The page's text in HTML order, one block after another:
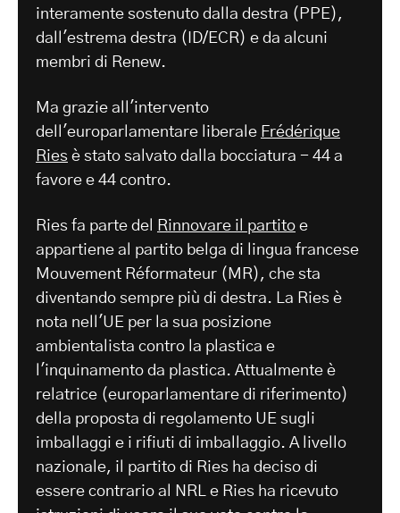
interamente sostenuto dalla destra (PPE),
dall'estrema destra (ID/ECR) e da alcuni
membri di Renew.
Ma grazie all'intervento
dell'europarlamentare liberale Frédérique
Ries è stato salvato dalla bocciatura - 44 a
favore e 44 contro.
Ries fa parte del Rinnovare il partito e
appartiene al partito belga di lingua francese
Mouvement Réformateur (MR), che sta
diventando sempre più di destra. La Ries è
nota nell'UE per la sua posizione
ambientalista contro la plastica e
l'inquinamento da plastica. Attualmente è
relatrice (europarlamentare di riferimento)
della proposta di regolamento UE sugli
imballaggi e i rifiuti di imballaggio. A livello
nazionale, il partito di Ries ha deciso di
essere contrario al NRL e Ries ha ricevuto